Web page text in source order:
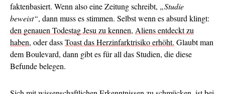
faktenbasiert. Wenn also eine Zeitung schreibt, „Studie
beweist“, dann muss es stimmen. Selbst wenn es absurd klingt:
den genauen Todestag Jesu zu kennen, Aliens entdeckt zu
haben, oder dassToast das Herzinfarktrisiko erhöht. Glaubt man
dem Boulevard, dann gibt es für all das Studien, die diese
Befunde belegen.